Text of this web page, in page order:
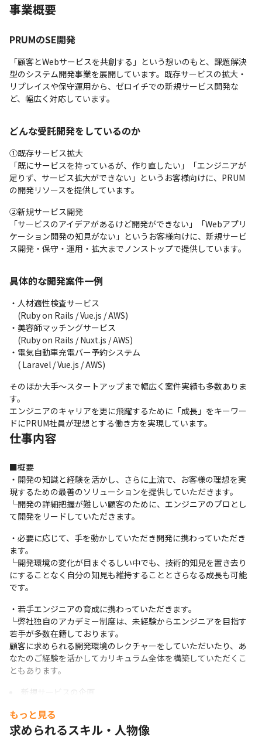
事業概要
PRUMのSE開発
「顧客とWebサービスを共創する」という想いのもと、課題解決
型のシステム開発事業を展開しています。既存サービスの拡大・
リプレイスや保守運用から、ゼロイチでの新規サービス開発な
ど、幅広く対応しています。
どんな受託開発をしているのか
①既存サービス拡大
「既にサービスを持っているが、作り直したい」「エンジニアが
足りず、サービス拡大ができない」というお客様向けに、PRUM
の開発リソースを提供しています。
②新規サービス開発
「サービスのアイデアがあるけど開発ができない」「Webアプリ
ケーション開発の知見がない」というお客様向けに、新規サービ
ス開発・保守・運用・拡大までノンストップで提供しています。
具体的な開発案件一例
・人材適性検査サービス
(Ruby on Rails / Vue.js / AWS)
・美容師マッチングサービス
(Ruby on Rails / Nuxt.js / AWS)
・電気自動車充電バー予約システム
( Laravel / Vue.js / AWS)
そのほか大手〜スタートアップまで幅広く案件実績も多数ありま
す。
エンジニアのキャリアを更に飛躍するために「成長」をキーワー
ドにPRUM社員が理想とする働き方を実現しています。
仕事内容
■概要
・開発の知識と経験を活かし、さらに上流で、お客様の理想を実
現するための最善のソリューションを提供していただきます。
└開発の詳細把握が難しい顧客のために、エンジニアのプロとし
て開発をリードしていただきます。
・必要に応じて、手を動かしていただき開発に携わっていただき
ます。
└開発環境の変化が目まぐるしい中でも、技術的知見を置き去り
にすることなく自分の知見も維持することとさらなる成長も可能
です。
・若手エンジニアの育成に携わっていただきます。
└弊社独自のアカデミー制度は、未経験からエンジニアを目指す
若手が多数在籍しております。
顧客に求められる開発環境のレクチャーをしていただいたり、あ
なたのご経験を活かしてカリキュラム全体を構築していただくこ
ともあります。
新規サービスの企画
プロジェクト管理
Ruby on Rails / LaravelでのAPI開発
もっと見る
求められるスキル・人物像